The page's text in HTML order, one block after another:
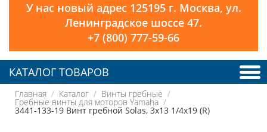
У нас новый адрес 125195 г. Москва, ул.
Ленинградское шоссе 47.
+7 (800) 777-59-66
КАТАЛОГ ТОВАРОВ
Главная Каталог Винты гребные
Гребные винты для моторов Yamaha
3441-133-19 Винт гребной Solas, 3x13 1/4x19 (R)